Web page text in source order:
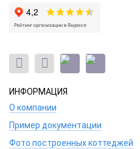
ИНФОРМАЦИЯ
О компании
Пример документации
Фото построенных коттеджей